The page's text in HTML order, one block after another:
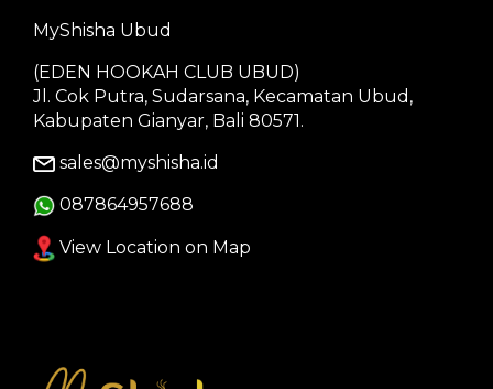
MyShisha Ubud
(EDEN HOOKAH CLUB UBUD)
Jl. Cok Putra, Sudarsana, Kecamatan Ubud,
Kabupaten Gianyar, Bali 80571.
sales@myshisha.id
087864957688
View Location on Map